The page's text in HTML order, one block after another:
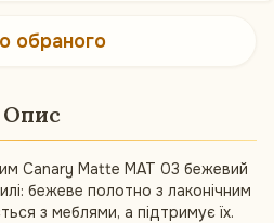
обраного
Опис
Canary Matte MAT 03 бежевий
бежеве полотно з лаконічним
з меблями, а підтримує їх.